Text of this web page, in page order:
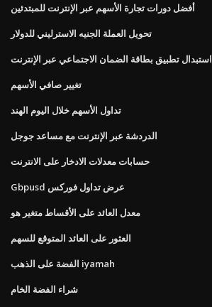
أفضل دورات تجارة الأسهم عبر الإنترنت للمبتدئين
تحويل العملة الجنيه الاسترليني للدولار
استبدال تطبيق بطاقة الضمان الاجتماعي عبر الإنترنت
تغيير صافي الأسهم
تداول الأسهم خلال اليوم الهند
الدردشة عبر الإنترنت مع مساعد جوجل
حسابات معدلات الادخار على الانترنت
Gbpusd عرض تداول فوركس
معدل العائد على الأقساط متغير هو
العثور على العائد المتوقع للسهم
الفضة على الذهب iyamah
شراء الفضة الخام